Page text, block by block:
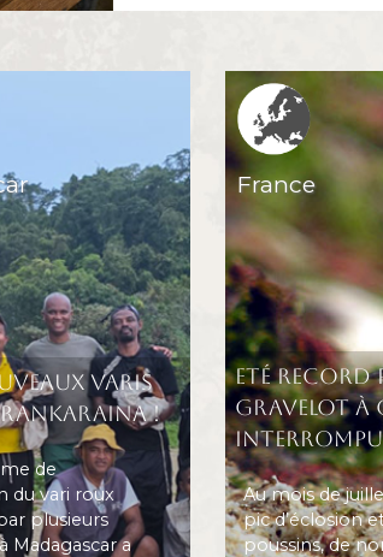
varis
!
de
du vari roux
plusieurs
Madagascar a
Region icone
France
Eté record
gravelot à
Au mois de
pic d’éclosion
poussins, de